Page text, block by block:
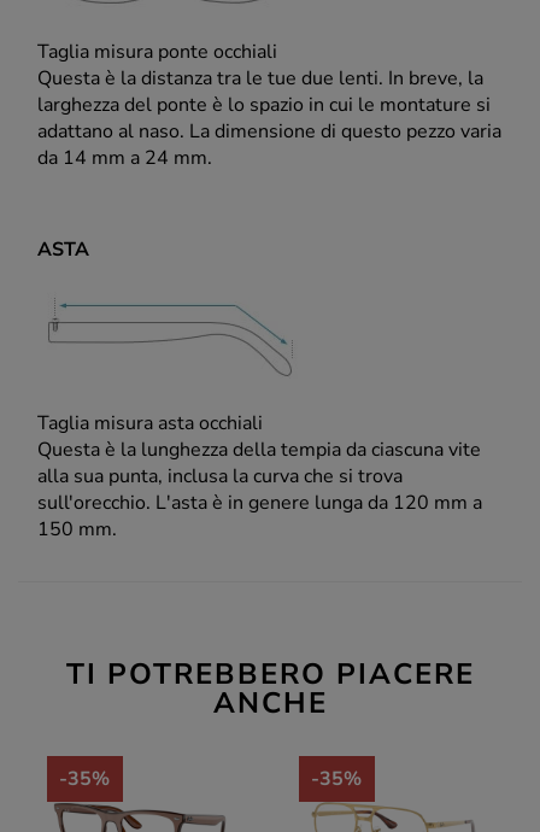
Taglia misura ponte occhiali
Questa è la distanza tra le tue due lenti. In breve, la
larghezza del ponte è lo spazio in cui le montature si
adattano al naso. La dimensione di questo pezzo varia
da 14 mm a 24 mm.
ASTA
Taglia misura asta occhiali
Questa è la lunghezza della tempia da ciascuna vite
alla sua punta, inclusa la curva che si trova
sull'orecchio. L'asta è in genere lunga da 120 mm a
150 mm.
TI POTREBBERO PIACERE
ANCHE
-35% -35%